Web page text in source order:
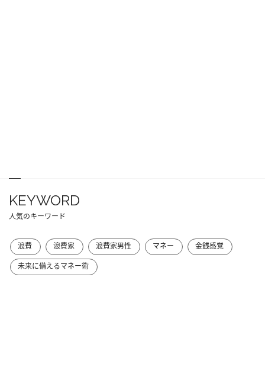
KEYWORD
人気のキーワード
浪費 浪費家 浪費家男性 マネー
金銭感覚
未来に備えるマネー術